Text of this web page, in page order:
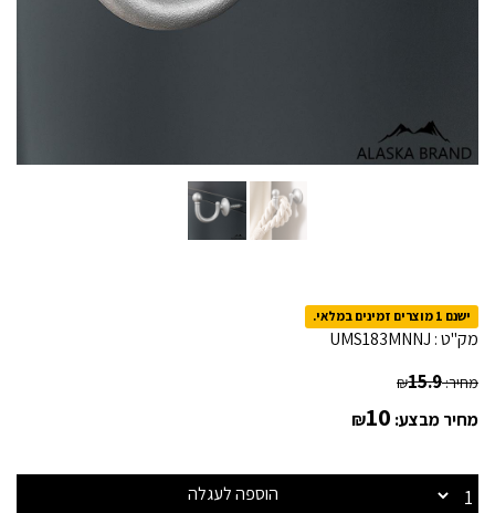
ישנם 1 מוצרים זמינים במלאי.
מק"ט : UMS183MNNJ
מחיר: ₪15.9
מחיר מבצע: ₪10
הוספה לעגלה